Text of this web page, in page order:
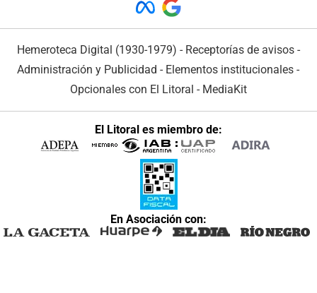
Hemeroteca Digital (1930-1979) - Receptorías de avisos -
Administración y Publicidad - Elementos institucionales -
Opcionales con El Litoral - MediaKit
El Litoral es miembro de:
En Asociación con: